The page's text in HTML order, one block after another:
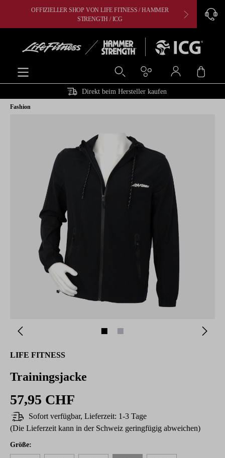
springenOFFIZIELLER SHOP VON LIFE FITNESS / HAMMER
STRENGTH / ICG
Direkt beim Hersteller kaufen
Fashion
LIFE FITNESS
Trainingsjacke
57,95 CHF
Sofort verfügbar, Lieferzeit: 1-3 Tage
(Die Lieferzeit kann in der Schweiz geringfügig abweichen)
Größeauswählen
: